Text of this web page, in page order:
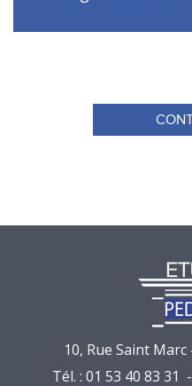
10, Rue Saint
Tél. : 01 53 40 83 31